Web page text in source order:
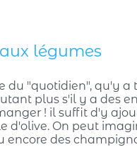
légumes
du "quotidien", qu'y a
plus s'il y a des
! il suffit d'y
d'olive. On peut
encore des